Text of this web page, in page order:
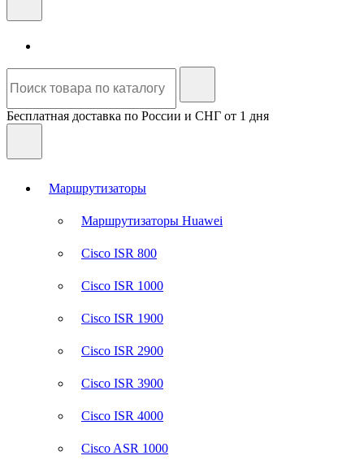
Бесплатная доставка по России и СНГ от 1 дня
Маршрутизаторы
Маршрутизаторы Huawei
Cisco ISR 800
Cisco ISR 1000
Cisco ISR 1900
Cisco ISR 2900
Cisco ISR 3900
Cisco ISR 4000
Cisco ASR 1000